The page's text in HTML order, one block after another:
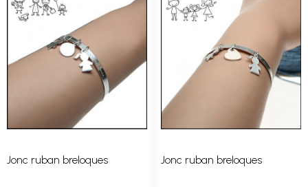
Jonc ruban breloques Jonc ruban breloques